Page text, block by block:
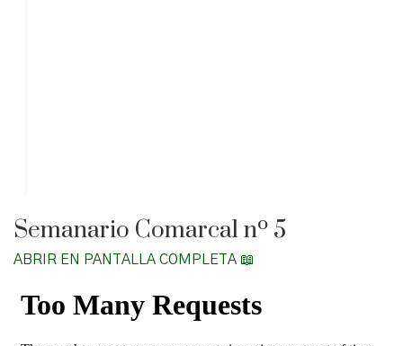
Semanario Comarcal nº 5
ABRIR EN PANTALLA COMPLETA 📖